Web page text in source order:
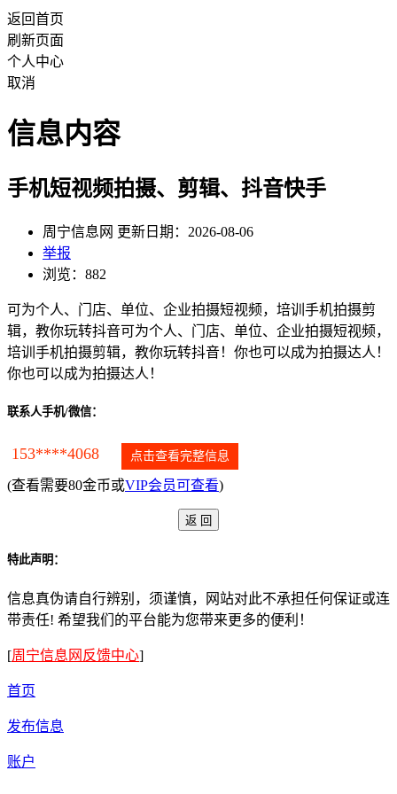
返回首页
刷新页面
个人中心
取消
信息内容
手机短视频拍摄、剪辑、抖音快手
周宁信息网 更新日期：2026-08-06
举报
浏览：882
可为个人、门店、单位、企业拍摄短视频，培训手机拍摄剪
辑，教你玩转抖音可为个人、门店、单位、企业拍摄短视频，
培训手机拍摄剪辑，教你玩转抖音！你也可以成为拍摄达人！
你也可以成为拍摄达人！
联系人手机/微信：
153****4068 点击查看完整信息
(查看需要80金币或VIP会员可查看)
特此声明：
信息真伪请自行辨别，须谨慎，网站对此不承担任何保证或连
带责任! 希望我们的平台能为您带来更多的便利！
[周宁信息网反馈中心]
首页
发布信息
账户